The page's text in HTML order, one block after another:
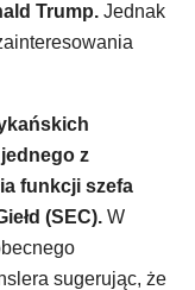
Trump. Jednak
z
funkcji szefa
(SEC). W
sugerując, że